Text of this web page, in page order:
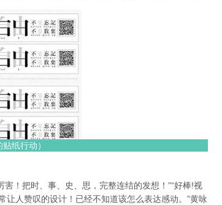
纸行动）
！把时、事、史、思，完整连结的发想！”“好棒!视
让人赞叹的设计！已经不知道该怎么表达感动。”黄咏